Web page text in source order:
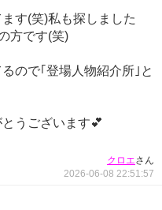
す(笑)私も探しました
方です(笑)
ので｢登場人物紹介所｣と
うございます💕
クロエさん
2026-06-08 22:51:57